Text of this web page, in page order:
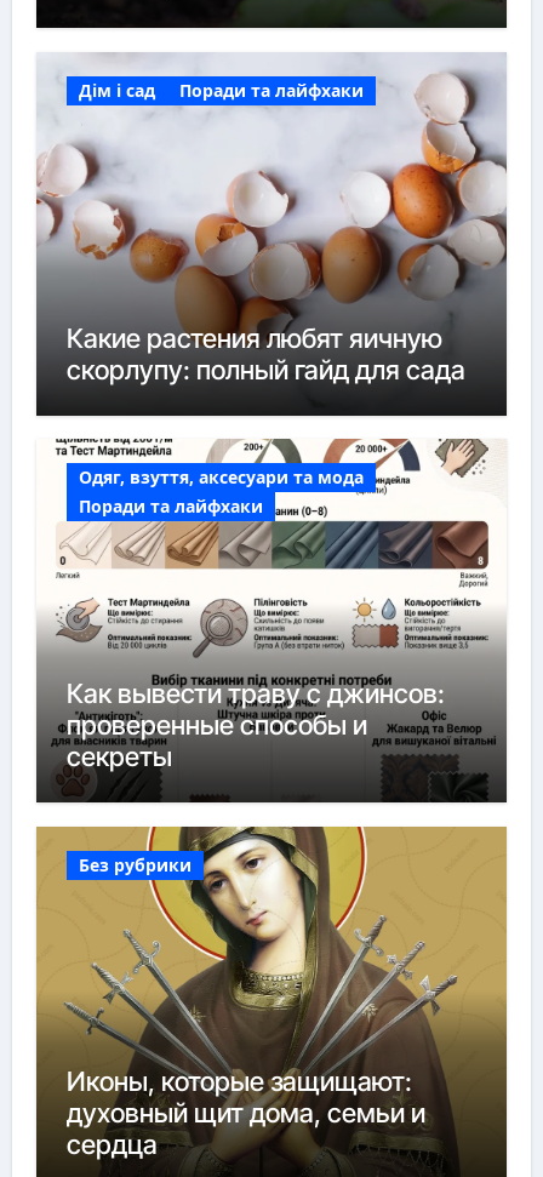
Дім і сад Поради та лайфхаки
Какие растения любят яичную
скорлупу: полный гайд для сада
Одяг, взуття, аксесуари та мода
Поради та лайфхаки
Как вывести траву с джинсов:
проверенные способы и
секреты
Без рубрики
Иконы, которые защищают:
духовный щит дома, семьи и
сердца